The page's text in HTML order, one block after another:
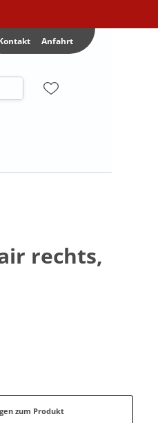
Anfahrt
rechts,
zum Produkt